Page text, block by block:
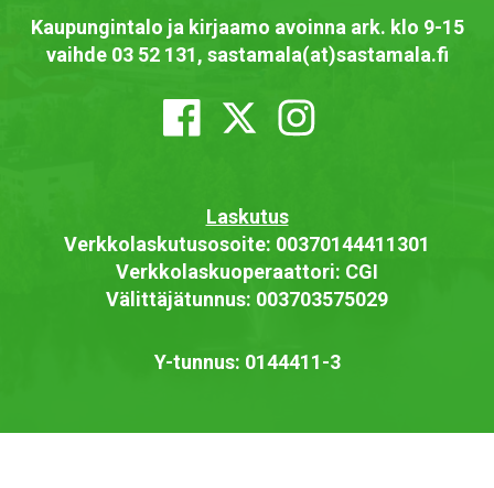
Kaupungintalo ja kirjaamo avoinna ark. klo 9-15
vaihde 03 52 131, sastamala(at)sastamala.fi
Laskutus
Verkkolaskutusosoite: 00370144411301
Verkkolaskuoperaattori: CGI
Välittäjätunnus: 003703575029
Y-tunnus: 0144411-3